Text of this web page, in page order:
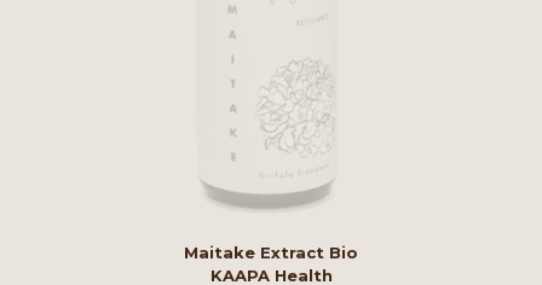
Maitake Extract Bio
KAAPA Health